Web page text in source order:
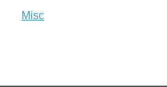
Misc